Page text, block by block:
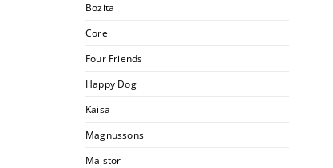
Bozita
Core
Four Friends
Happy Dog
Kaisa
Magnussons
Majstor